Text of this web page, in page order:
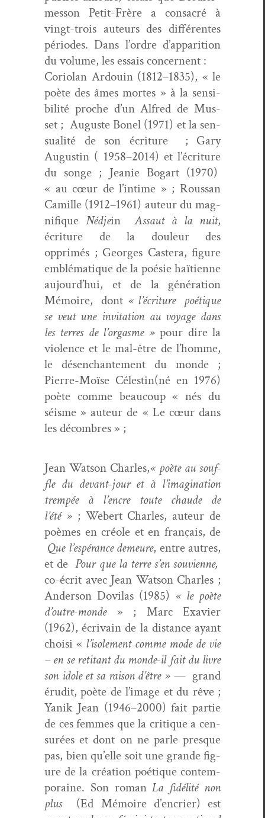
mes­son Petit-Frère a con­sacré à
vingt-trois auteurs des dif­férentes
péri­odes. Dans l’or­dre d’ap­pari­tion
du vol­ume, les essais concernent :
Cori­olan Ardouin (1812–1835), « le
poète des âmes mortes » à la sen­si­
bil­ité proche d’un Alfred de Mus­
set ; Auguste Bonel (1971) et la sen­
su­al­ité de son écri­t­ure ; Gary
Augustin ( 1958–2014) et l’écri­t­ure
du songe ; Jeanie Bog­a­rt (1970)
« au cœur de l’in­time » ; Rous­san
Camille (1912–1961) auteur du mag­
nifique Néd­jein Assaut à la nuit,
écri­t­ure de la douleur des
opprimés ; Georges Cast­era, fig­ure
emblé­ma­tique de la poésie haï­ti­enne
aujour­d’hui, et de la généra­tion
Mémoire, dont « l’écri­t­ure poé­tique
se veut une invi­ta­tion au voy­age dans
les ter­res de l’or­gasme »pour dire la
vio­lence et le mal-être de l’homme,
le désen­chante­ment du monde ;
Pierre-Moïse Célestin(né en 1976)
poète comme beau­coup « nés du
séisme » auteur de « Le cœur dans
les décombres » ;
Jean Wat­son Charles,« poète au souf­
fle du devant-jour et à l’imag­i­na­tion
trem­pée à l’en­cre toute chaude de
l’été »; Webert Charles, auteur de
poèmes en créole et en français, de
Que l’e­spérance demeure, entre autres,
et dePour que la terre s’en sou­vi­enne,
co-écrit avec Jean Wat­son Charles ;
Ander­son Dovi­las (1985) « le poète
d’outre-monde » ; Marc Exavier
(1962), écrivain de la dis­tance ayant
choisi « l’isole­ment comme mode de vie
– en se reti­tant du monde-il fait du livre
son idole et sa rai­son d’être » — grand
éru­dit, poète de l’im­age et du rêve ;
Yanik Jean (1946–2000) fait par­tie
de ces femmes que la cri­tique a cen­
surées et dont on ne par­le presque
pas, bien qu’elle soit une grande fig­
ure de la créa­tion poé­tique con­tem­
po­raine. Son romanLa fidél­ité non
plus (Ed Mémoire d’en­crier) est